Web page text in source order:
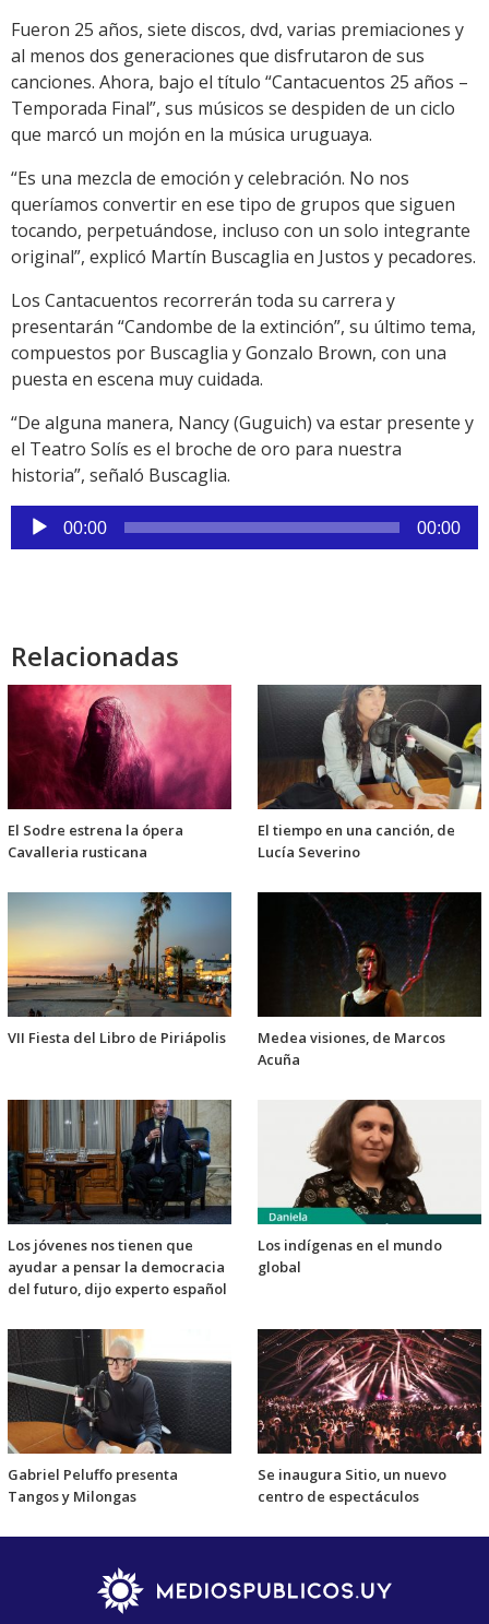
Fueron 25 años, siete discos, dvd, varias premiaciones y
al menos dos generaciones que disfrutaron de sus
canciones. Ahora, bajo el título “Cantacuentos 25 años –
Temporada Final”, sus músicos se despiden de un ciclo
que marcó un mojón en la música uruguaya.
“Es una mezcla de emoción y celebración. No nos
queríamos convertir en ese tipo de grupos que siguen
tocando, perpetuándose, incluso con un solo integrante
original”, explicó Martín Buscaglia en Justos y pecadores.
Los Cantacuentos recorrerán toda su carrera y
presentarán “Candombe de la extinción”, su último tema,
compuestos por Buscaglia y Gonzalo Brown, con una
puesta en escena muy cuidada.
“De alguna manera, Nancy (Guguich) va estar presente y
el Teatro Solís es el broche de oro para nuestra
historia”, señaló Buscaglia.
Reproductor
de
00:00 00:00
Relacionadas
El Sodre estrena la ópera
Cavalleria rusticana
El tiempo en una canción, de
Lucía Severino
VII Fiesta del Libro de Piriápolis
Medea visiones, de Marcos
Acuña
Los jóvenes nos tienen que
ayudar a pensar la democracia
del futuro, dijo experto español
Los indígenas en el mundo
global
Gabriel Peluffo presenta
Tangos y Milongas
Se inaugura Sitio, un nuevo
centro de espectáculos